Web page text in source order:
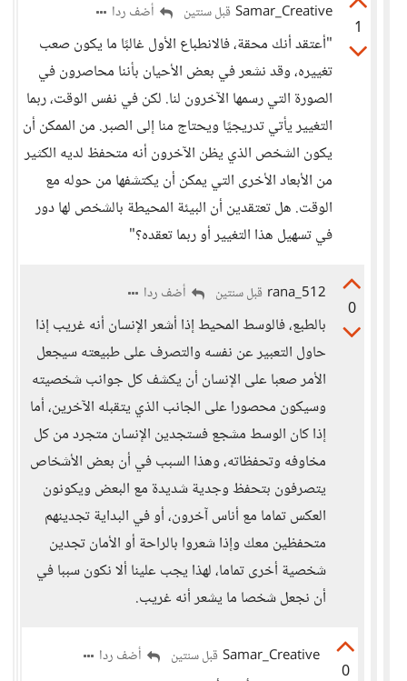
1
Samar_Creative قبل سنتين أضف ردا
"أعتقد أنك محقة، فالانطباع الأول غالبًا ما يكون صعب
تغييره، وقد نشعر في بعض الأحيان بأننا محاصرون في
الصورة التي رسمها الآخرون لنا. لكن في نفس الوقت، ربما
التغيير يأتي تدريجيًا ويحتاج منا إلى الصبر. من الممكن أن
يكون الشخص الذي يظن الآخرون أنه متحفظ لديه الكثير
من الأبعاد الأخرى التي يمكن أن يكتشفها من حوله مع
الوقت. هل تعتقدين أن البيئة المحيطة بالشخص لها دور
في تسهيل هذا التغيير أو ربما تعقده؟"
0
rana_512 قبل سنتين أضف ردا
بالطبع، فالوسط المحيط إذا أشعر الإنسان أنه غريب إذا
حاول التعبير عن نفسه والتصرف على طبيعته سيجعل
الأمر صعبا على الإنسان أن يكشف كل جوانب شخصيته
وسيكون محصورا على الجانب الذي يتقبله الآخرين، أما
إذا كان الوسط مشجع فستجدين الإنسان متجرد من كل
مخاوفه وتحفظاته، وهذا السبب في أن بعض الأشخاص
يتصرفون بتحفظ وجدية شديدة مع البعض ويكونون
العكس تماما مع أناس آخرون، أو في البداية تجدينهم
متحفظين معك وإذا شعروا بالراحة أو الأمان تجدين
شخصية أخرى تماما، لهذا يجب علينا ألا نكون سببا في
أن نجعل شخصا ما يشعر أنه غريب.
0
Samar_Creative قبل سنتين أضف ردا